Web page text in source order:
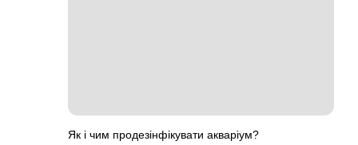
Як і чим продезінфікувати акваріум?